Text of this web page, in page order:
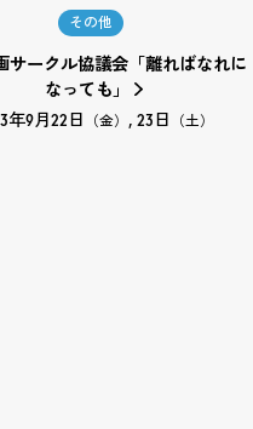
その他
サークル協議会「離ればなれに
なっても」
年9月22日
（金） 23日 （土）